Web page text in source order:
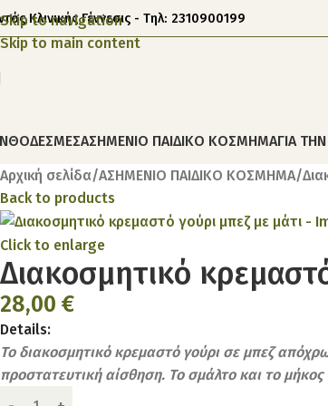
Skip to navigation
Skip to main content
Κλινικής Γέννεσις - Τηλ: 2310900199
ΑΣΗΜΕΝΙΟ ΠΑΙΔΙΚΟ ΚΟΣΜΗΜΑΓΙΑ
Αρχική σελίδα ΑΣΗΜΕΝΙΟ ΠΑΙΔΙΚΟ ΚΟΣΜΗΜΑ
Back to products
Click to enlarge
Διακοσμητικό
28,00 €
Details:
Το διακοσμητικό κρεμαστό γούρι σε μπεζ
προστατευτική αίσθηση. Το σμάλτο και το